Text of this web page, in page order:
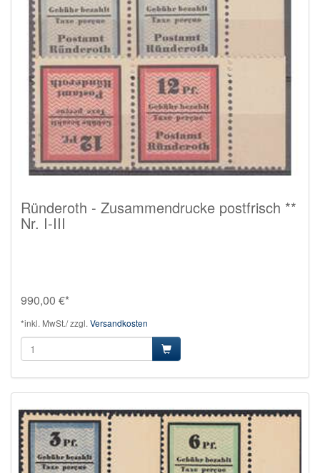
Ründeroth - Zusammendrucke postfrisch **
Nr. I-III
990,00 €*
*inkl. MwSt./ zzgl. Versandkosten